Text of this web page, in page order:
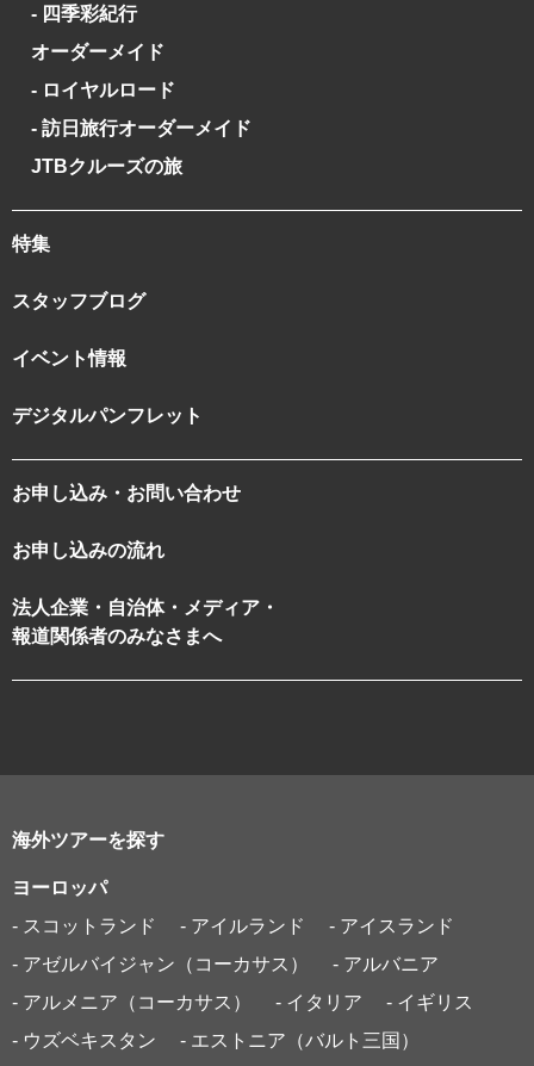
- 四季彩紀行
オーダーメイド
- ロイヤルロード
- 訪日旅行オーダーメイド
JTBクルーズの旅
特集
スタッフブログ
イベント情報
デジタルパンフレット
お申し込み・お問い合わせ
お申し込みの流れ
法人企業・自治体・メディア・
報道関係者のみなさまへ
海外ツアーを探す
ヨーロッパ
- スコットランド
- アイルランド
- アイスランド
- アゼルバイジャン（コーカサス）
- アルバニア
- アルメニア（コーカサス）
- イタリア
- イギリス
- ウズベキスタン
- エストニア（バルト三国）